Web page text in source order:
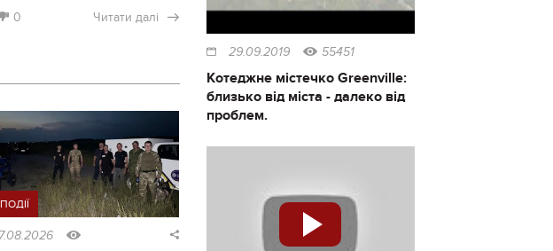
0 Читати далі
ПОДІЇ
29.09.2019 55451
Котеджне містечко Greenville:
близько від міста - далеко від
проблем.